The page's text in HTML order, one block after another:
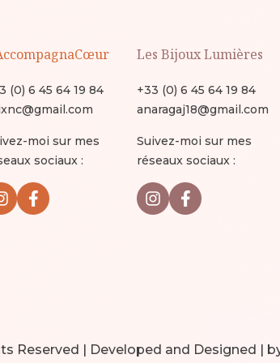
(0) 6 45 64 19 84
moi sur mes
sociaux :
Les Bijoux Lumières
+33 (0) 6 45 64 19 84
anaragaj18@gmail.com
Suivez-moi sur mes
réseaux sociaux :
Reserved | Developed and Designed |